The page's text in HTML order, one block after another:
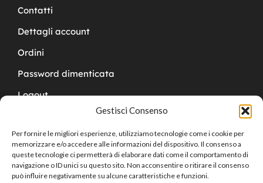
Gestisci Consenso
Per fornire le migliori esperienze, utilizziamo tecnologie come i cookie per
memorizzare e/o accedere alle informazioni del dispositivo. Il consenso a
queste tecnologie ci permetterà di elaborare dati come il comportamento di
navigazione o ID unici su questo sito. Non acconsentire o ritirare il consenso
può influire negativamente su alcune caratteristiche e funzioni.
Contatti
Dettagli account
Ordini
Password dimenticata
Logout
Copyright © 2024 Cucchy Gioielleria